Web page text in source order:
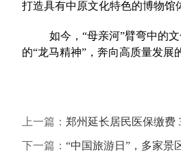
打造具有中原文化特色的博物
如今，“母亲河”臂弯中的
的“龙马精神”，奔向高质量发展
上一篇： 郑州延长居民医保缴费
下一篇： “中国旅游日”，多家景